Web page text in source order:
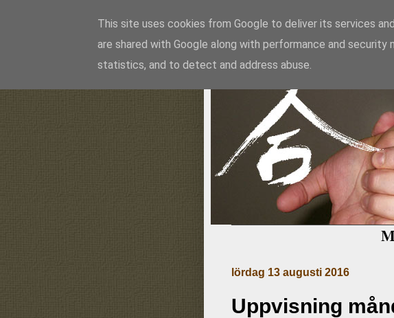
Aikido
lördag 13 augusti 2016
Uppvisning
This site uses cookies from Google to deliver its services
are shared with Google along with performance and
statistics, and to detect and address abuse.